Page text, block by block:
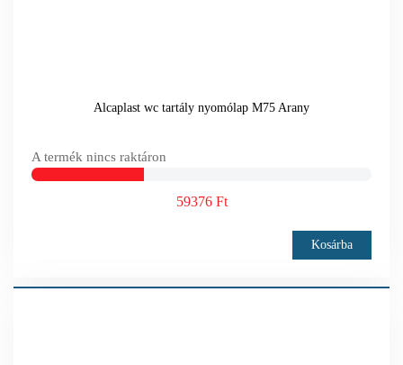
Alcaplast wc tartály nyomólap M75 Arany
A termék nincs raktáron
59376 Ft
Kosárba